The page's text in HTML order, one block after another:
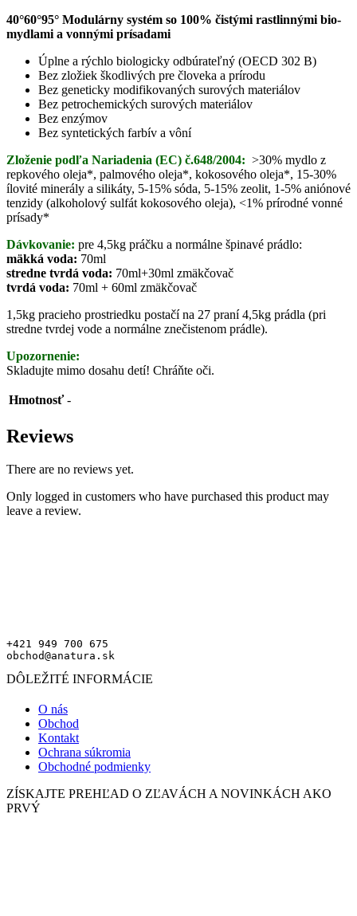
40°60°95° Modulárny systém so 100% čistými rastlinnými bio-
mydlami a vonnými prísadami
Úplne a rýchlo biologicky odbúrateľný (OECD 302 B)
Bez zložiek škodlivých pre človeka a prírodu
Bez geneticky modifikovaných surových materiálov
Bez petrochemických surových materiálov
Bez enzýmov
Bez syntetických farbív a vôní
Zloženie podľa Nariadenia (EC) č.648/2004: >30% mydlo z
repkového oleja*, palmového oleja*, kokosového oleja*, 15-30%
ílovité minerály a silikáty, 5-15% sóda, 5-15% zeolit, 1-5% aniónové
tenzidy (alkoholový sulfát kokosového oleja), <1% prírodné vonné
prísady*
Dávkovanie: pre 4,5kg práčku a normálne špinavé prádlo:
mäkká voda: 70ml
stredne tvrdá voda: 70ml+30ml zmäkčovač
tvrdá voda: 70ml + 60ml zmäkčovač
1,5kg pracieho prostriedku postačí na 27 praní 4,5kg prádla (pri
stredne tvrdej vode a normálne znečistenom prádle).
Upozornenie:
Skladujte mimo dosahu detí! Chráňte oči.
Hmotnosť -
Reviews
There are no reviews yet.
Only logged in customers who have purchased this product may
leave a review.
+421 949 700 675
obchod@anatura.sk
DÔLEŽITÉ INFORMÁCIE
O nás
Obchod
Kontakt
Ochrana súkromia
Obchodné podmienky
ZÍSKAJTE PREHĽAD O ZĽAVÁCH A NOVINKÁCH AKO
PRVÝ